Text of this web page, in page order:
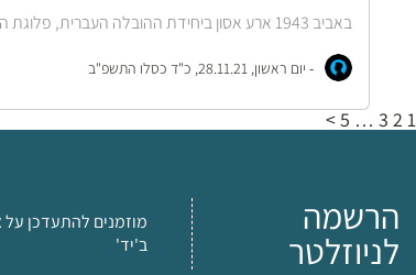
באביב 1943 ארע אסון ביחידת ההובלה העברית, פלוגת ההובלה 462. הייתה זו יחידה...
- יום ראשון, 28.11.21, כ"ד כסלו התשפ"ב
1
2
3
…
5
>
הרשמה
לניוזלטר
מוזמנים להתעדכן על
ב'יד'